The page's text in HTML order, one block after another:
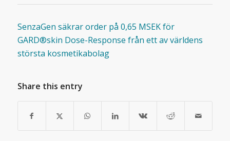
SenzaGen säkrar order på 0,65 MSEK för
GARD®skin Dose-Response från ett av världens
största kosmetikabolag
Share this entry